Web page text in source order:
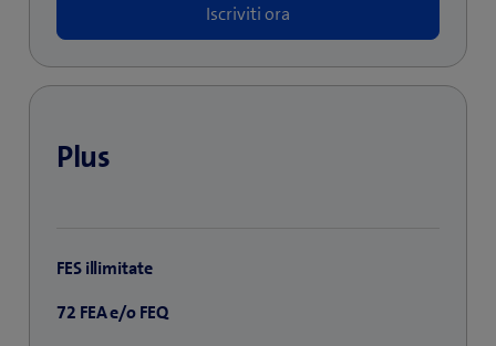
Iscriviti ora
Plus
FES illimitate
72 FEA e/o FEQ